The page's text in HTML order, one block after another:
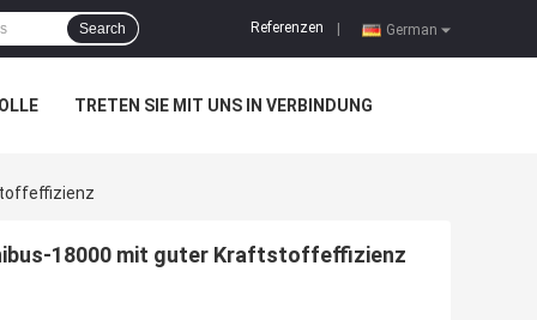
German
Referenzen
Search
TRETEN SIE MIT UNS IN VERBINDUNG
18000 mit guter Kraftstoffeffizienz